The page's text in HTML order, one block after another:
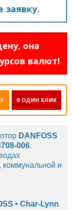
заявку.
она
валют!
В ОДИН КЛИК
DANFOSS
006.
коммунальной и
• Char-Lynn